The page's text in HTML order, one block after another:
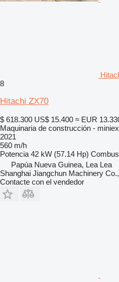
8
Hitachi ZX70
$ 618.300 US$ 15.400 ≈ EUR
Maquinaria de construcción -
2021
560 m/h
Potencia 42 kW (57.14 Hp)
Papúa Nueva Guinea, Lea Lea
Shanghai Jiangchun Machinery
Contacte con el vendedor